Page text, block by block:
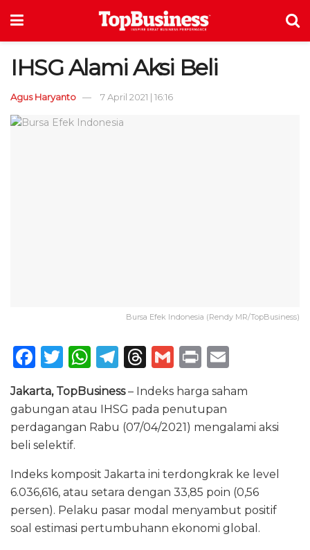
IHSG Alami Aksi Beli
Agus Haryanto 7 April 2021 | 16:16
Bursa Efek Indonesia (Rendy MR/TopBusiness)
F
c
e
b
o
o
k
T
w
it
te
r
W
h
a
ts
p
p
T
e
g
m
T
h
re
a
s
G
m
ai
l
P
n
t
ai
l
Jakarta, TopBusiness– Indeks harga saham
gabungan atau IHSG pada penutupan
perdagangan Rabu (07/04/2021) mengalami aksi
beli selektif.
Indeks komposit Jakarta ini terdongkrak ke level
6.036,616, atau setara dengan 33,85 poin (0,56
persen). Pelaku pasar modal menyambut positif
soal estimasi pertumbuhann ekonomi global.